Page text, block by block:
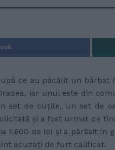
ce au păcălit un bărbat
iar unul este din
de cuţite, un set de
şi a fost urmat de
1.600 de lei şi a părăsit
acuzaţi de furt calificat.